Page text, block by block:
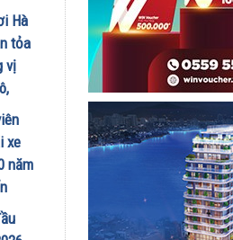
Hà
tỏa
vị
tại
Chí
xe
năm